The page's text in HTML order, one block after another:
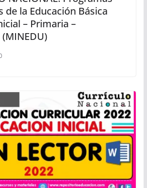
de la Educación Básica
– Primaria –